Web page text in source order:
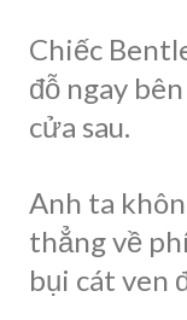
Chiếc
đỗ ngay
cửa sau.
Anh ta
thẳng về
bụi cát ven